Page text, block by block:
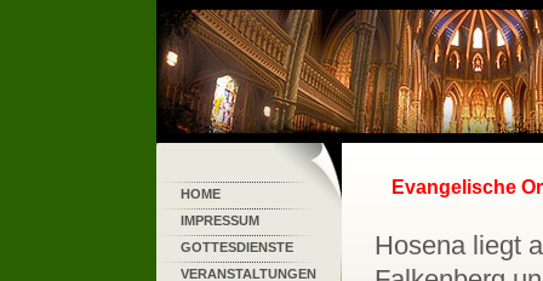
Evangelische
HOME
IMPRESSUM
GOTTESDIENSTE
VERANSTALTUNGEN
Hosena liegt am Schnittpunkt der Bahnlinien Horka-Falkenberg und Lübbenau-Kamenz. Der Reisende, der zum ersten Male auf dem Bahnhof aussteigt, glaubt im Dorf Hohenbocka zu sein denn der Bahnhof trägt diesen Namen, der Ort Hohenbocka dagegen liegt fast 3 km entfernt, während unser Dorf Hosena dicht am Bahnhof Hohenbocka gelegen ist. Häufig landen daher Fremde, deren Ziel Hohenbocka ist, bei uns – sehr zur Freude unserer Gastwirte, die diese Irrläufer gern aufklären und für ihren halbstündigen Fußmarsch stärken. Das Dorf Hosena, wendisch Hosny = Örtchen, bezw. Hozd = trockener Wald soll im Jahre 1575 68 Einwohner gehabt haben. Von dichtem Wald umgeben, befand sich hier ein herrschaftliches Vorwerk mit einer Schäferei und wenigen Waldarbeiterhäusern. 1774 werden bereits 13 Ganz- und Halbhufner, 6 Gärtner und 7 Häusler gezählt, und 1819 wohnten hier 36 Familien. In diesen alten Zeiten haben die Hosenaer nur etwas Ackerbau und Viehzucht getrieben, die Haupterwerbsquelle war für sie der Wald. Der Gemeinde stand das Aushütungs- und Holzleserecht in den königlichen Forsten zu. Um 1850 herum fing man mit dem Torfstich als Heizstoff an. Viele Fuhren Torf gingen in den folgenden Jahrzehnten in die benachbarten Städte. Von zahlreichen Katastrophen weiß die Chronik zu sagen: 8 schwere Feuersbrünste suchten unseren Ort heim, die letzte im Jahre 1888. 1896 wurde daraufhin eine freiwillige Feuerwehr gegründet und für rund 900 Mark eine Spritze angeschafft. Hagelunwetter vernichteten im Juni 1848 und im August 1860 sämtliche Feldfrüchte, bei diesem Unwetter wurden sogar Vögel und Hasen getötet. Ein Orkan riß im Dezember 1868 viele Scheunen, 3 Windmühlen und mehrere Tausend Bäume nieder. – Die Kriege 1866 und 1870/71 forderten kein einziges Opfer aus unserer Gemeinde, sämtliche 11, bezw. 20 Einberufenen kehrten unversehrt zurück. 1872 begann mit dem Eisenbahnbau für unseren Ort eine neue Periode. Am 31. März ging die erste Lokomotive von Ruhland nach Hosena. Auf dem Bahnhof – auf Verlangen des Grundherrn von Goetz. Hohenbocka, der seinen Grund und Boden zum Bau gab, Hohenbocka genannt – fand eine Feier statt, bei der Pastor Kubitz, Lauta, die Festansprache hielt und Lehrer Kleinschmidt mit den Schulkindern „Lobe den Herren“ sang. Die nunmehr vorhandenen Verkehrswege nach 4 Richtungen regten zur Ausbeutung des feinen weißen Quarzsandes an, der sich als vorzüglich geeignet zur Glasfabrikation erwies. 1874 wurde die erste Sandgrube eröffnet, der bis 1911 4 weitere folgten. Der Sand wurde und wird in alle Welt verschickt und seit 1907- Gründung der Glasfabrik von Streit - am Ort selbst